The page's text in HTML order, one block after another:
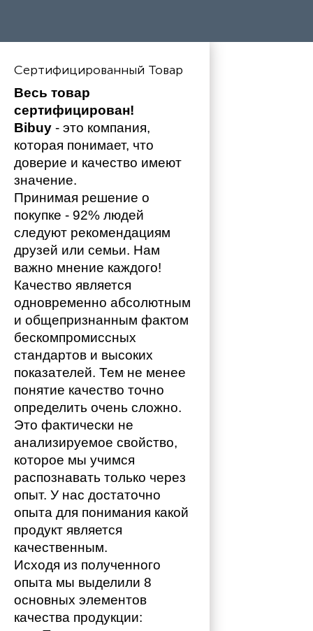
Сертифицированный Товар
Весь товар
сертифицирован!
Bibuy - это компания,
которая понимает, что
доверие и качество имеют
значение.
Принимая решение о
покупке - 92% людей
следуют рекомендациям
друзей или семьи. Нам
важно мнение каждого!
Качество является
одновременно абсолютным
и общепризнанным фактом
бескомпромиссных
стандартов и высоких
показателей. Тем не менее
понятие качество точно
определить очень сложно.
Это фактически не
анализируемое свойство,
которое мы учимся
распознавать только через
опыт. У нас достаточно
опыта для понимания какой
продукт является
качественным.
Исходя из полученного
опыта мы выделили 8
основных элементов
качества продукции: